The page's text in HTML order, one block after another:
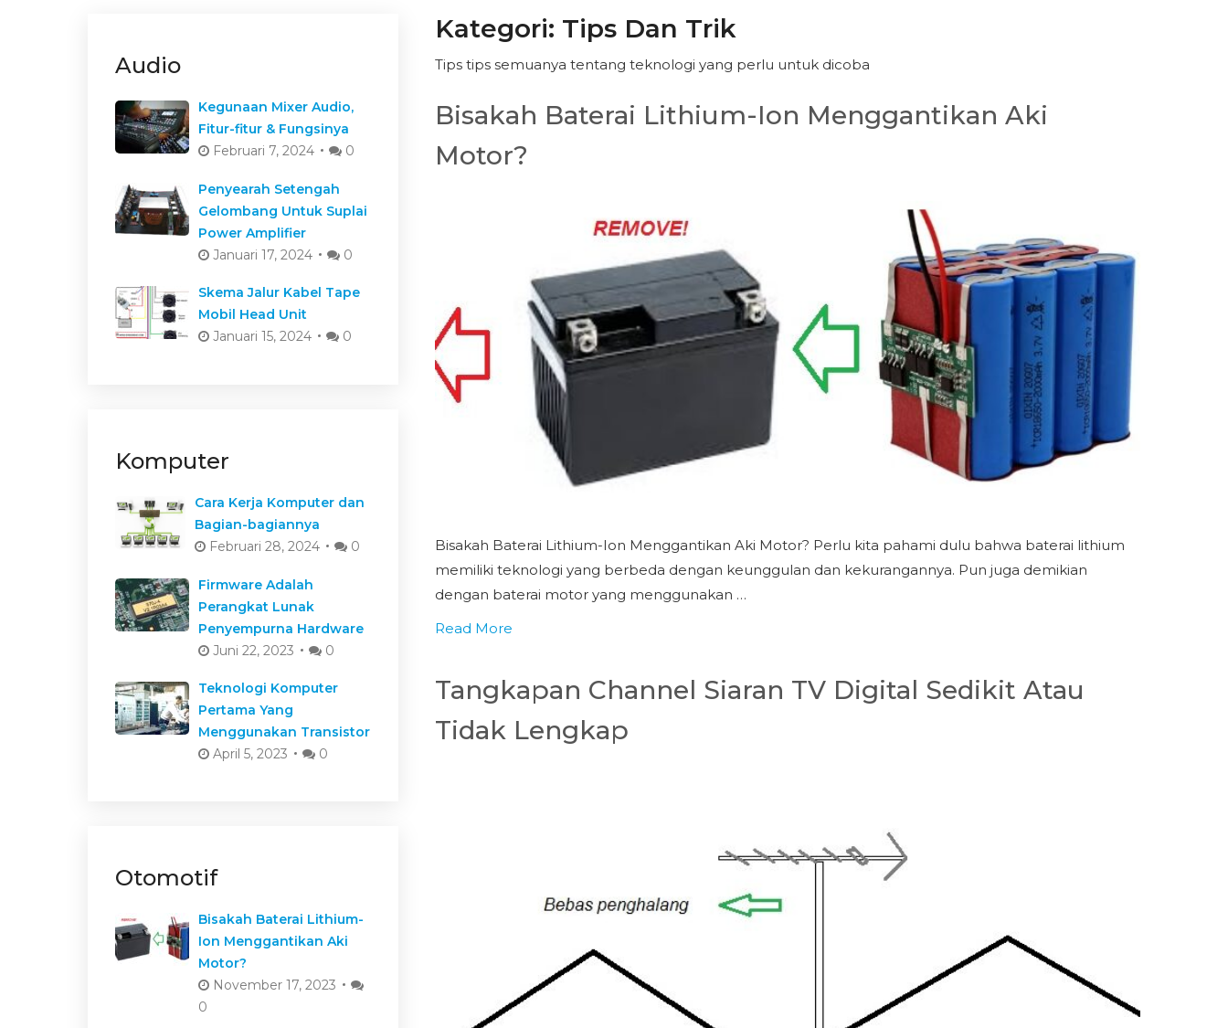
Kategori: Tips Dan Trik
Tips tips semuanya tentang teknologi yang perlu untuk dicoba
Bisakah Baterai Lithium-Ion Menggantikan Aki
Motor?
Bisakah Baterai Lithium-Ion Menggantikan Aki Motor? Perlu kita pahami dulu bahwa baterai lithium
memiliki teknologi yang berbeda dengan keunggulan dan kekurangannya. Pun juga demikian
dengan baterai motor yang menggunakan …
Read More
Tangkapan Channel Siaran TV Digital Sedikit Atau
Tidak Lengkap
Audio
Kegunaan Mixer Audio,
Fitur-fitur & Fungsinya
Februari 7, 2024
0
Penyearah Setengah
Gelombang Untuk Suplai
Power Amplifier
Januari 17, 2024
0
Skema Jalur Kabel Tape
Mobil Head Unit
Januari 15, 2024
0
Komputer
Cara Kerja Komputer dan
Bagian-bagiannya
Februari 28, 2024
0
Firmware Adalah
Perangkat Lunak
Penyempurna Hardware
Juni 22, 2023
0
Teknologi Komputer
Pertama Yang
Menggunakan Transistor
April 5, 2023
0
Otomotif
Bisakah Baterai Lithium-
Ion Menggantikan Aki
Motor?
November 17, 2023
0